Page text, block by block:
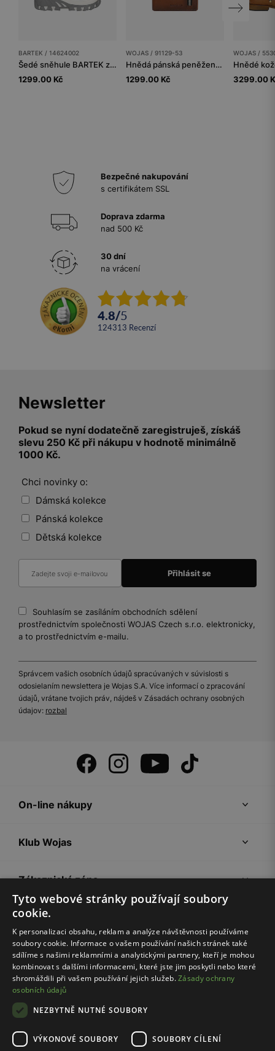
BARTEK / 14624002
Šedé sněhule BARTEK zateplené přírodní vlnou 14624002
1299.00 Kč
WOJAS / 91129-53
Hnědá pánská peněženka na zip
1299.00 Kč
WOJAS /
3299.00
Bezpečné nakupování
s certifikátem SSL
Doprava zdarma
nad 500 Kč
30 dní
na vrácení
4.8/5
124313 recenzí
Newsletter
Pokud se nyní dodatečně zaregistruješ, získáš
slevu 250 Kč při nákupu v hodnotě minimálně
1000 Kč.
Chci novinky o:
Dámská kolekce
Pánská kolekce
Dětská kolekce
Souhlasím se zasíláním obchodních sdělení
prostřednictvím společnosti WOJAS Czech s.r.o. elektronicky,
a to prostřednictvím e-mailu.
Správcem vašich osobních údajů spracúvaných v súvislosti s
odosielaním newslettera je Wojas S.A. Více informací o zpracování
údajů, vrátane tvojich práv, nájdeš v Zásadách ochrany osobných
údajov: rozbal
On-line nákupy
Klub Wojas
Zákaznická zóna
Společnost Wojas
Rady
Tyto webové stránky používají soubory
cookie.
K personalizaci obsahu, reklam a analýze návštěvnosti používáme
soubory cookie. Informace o vašem používání našich stránek také
sdílíme s našimi reklamními a analytickými partnery, kteří je mohou
kombinovat s dalšími informacemi, které jste jim poskytli nebo které
shromáždili při vašem používání jejich služeb.Zásady ochrany
osobních údajů
NEZBYTNĚ NUTNÉ SOUBORY
VÝKONOVÉ SOUBORY SOUBORY CÍLENÍ